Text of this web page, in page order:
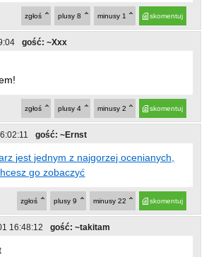
skomentuj
minusy 1
plusy 8
zgłoś
gość: ~Xxx
skomentuj
minusy 2
plusy 4
zgłoś
gość: ~Ernst
jest jednym z najgorzej ocenianych,
go zobaczyć
skomentuj
minusy 22
plusy 9
zgłoś
16:48:12 gość: ~takitam